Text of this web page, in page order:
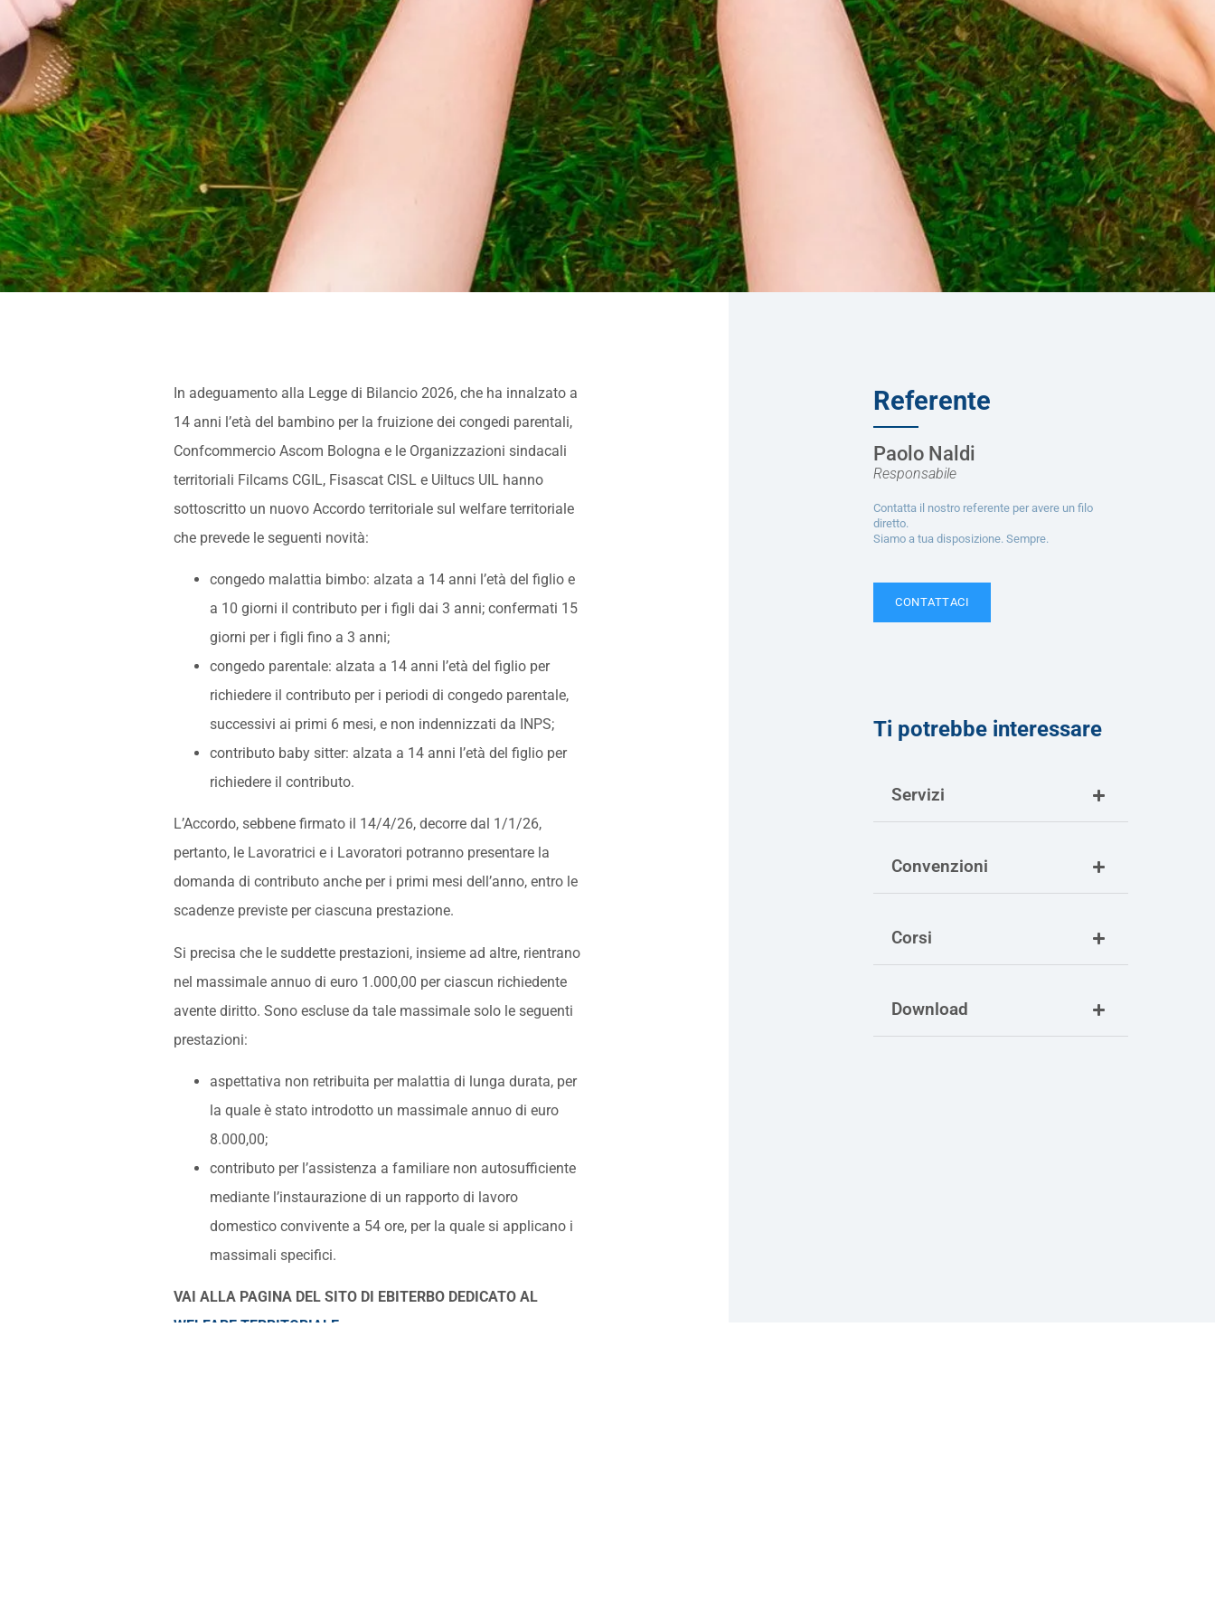
In adeguamento alla Legge di Bilancio 2026, che ha innalzato a
14 anni l’età del bambino per la fruizione dei congedi parentali,
Confcommercio Ascom Bologna e le Organizzazioni sindacali
territoriali Filcams CGIL, Fisascat CISL e Uiltucs UIL hanno
sottoscritto un nuovo Accordo territoriale sul welfare territoriale
che prevede le seguenti novità:
congedo malattia bimbo: alzata a 14 anni l’età del figlio e
a 10 giorni il contributo per i figli dai 3 anni; confermati 15
giorni per i figli fino a 3 anni;
congedo parentale: alzata a 14 anni l’età del figlio per
richiedere il contributo per i periodi di congedo parentale,
successivi ai primi 6 mesi, e non indennizzati da INPS;
contributo baby sitter: alzata a 14 anni l’età del figlio per
richiedere il contributo.
L’Accordo, sebbene firmato il 14/4/26, decorre dal 1/1/26,
pertanto, le Lavoratrici e i Lavoratori potranno presentare la
domanda di contributo anche per i primi mesi dell’anno, entro le
scadenze previste per ciascuna prestazione.
Si precisa che le suddette prestazioni, insieme ad altre, rientrano
nel massimale annuo di euro 1.000,00 per ciascun richiedente
avente diritto. Sono escluse da tale massimale solo le seguenti
prestazioni:
aspettativa non retribuita per malattia di lunga durata, per
la quale è stato introdotto un massimale annuo di euro
8.000,00;
contributo per l’assistenza a familiare non autosufficiente
mediante l’instaurazione di un rapporto di lavoro
domestico convivente a 54 ore, per la quale si applicano i
massimali specifici.
VAI ALLA PAGINA DEL SITO DI EBITERBO DEDICATO AL
WELFARE TERRITORIALE
Referente
Paolo Naldi
Responsabile
Contatta il nostro referente per avere un filo
diretto.
Siamo a tua disposizione. Sempre.
CONTATTACI
Ti potrebbe interessare
Servizi
Convenzioni
Corsi
Download